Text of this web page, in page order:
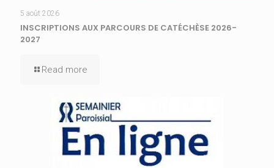
5 août 2026
INSCRIPTIONS AUX PARCOURS DE CATÉCHÈSE 2026-
2027
Read more